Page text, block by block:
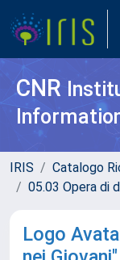
CNR
IRIS Catalogo
05.03 Opera di
Logo